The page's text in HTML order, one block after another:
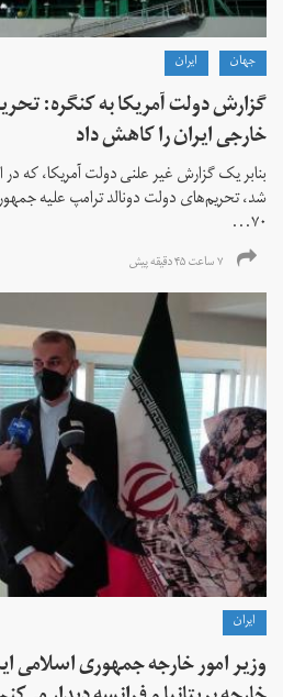
جهان ايران
خارجی ایران را کاهش داد
بنابر یک گزارش غیر علنی دولت آمریکا، که در
۷۰...
۷ ساعت ۴۵ دقیقه پیش
ايران
وزیر امور خارجه جمهوری اسلامی